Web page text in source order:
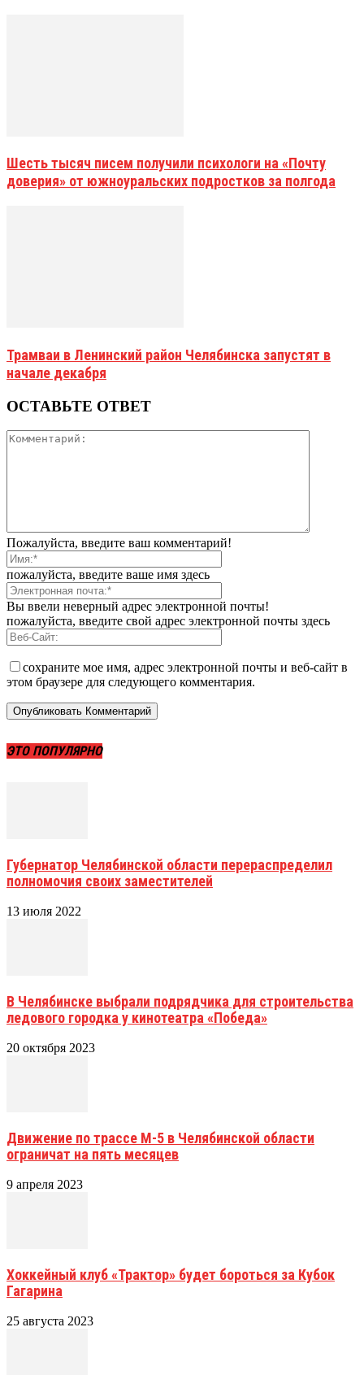
Шесть тысяч писем получили психологи на «Почту
доверия» от южноуральских подростков за полгода
Трамваи в Ленинский район Челябинска запустят в
начале декабря
ОСТАВЬТЕ ОТВЕТ
Пожалуйста, введите ваш комментарий!
пожалуйста, введите ваше имя здесь
Вы ввели неверный адрес электронной почты!
пожалуйста, введите свой адрес электронной почты здесь
сохраните мое имя, адрес электронной почты и веб-сайт в
этом браузере для следующего комментария.
ЭТО ПОПУЛЯРНО
Губернатор Челябинской области перераспределил
полномочия своих заместителей
13 июля 2022
В Челябинске выбрали подрядчика для строительства
ледового городка у кинотеатра «Победа»
20 октября 2023
Движение по трассе М-5 в Челябинской области
ограничат на пять месяцев
9 апреля 2023
Хоккейный клуб «Трактор» будет бороться за Кубок
Гагарина
25 августа 2023